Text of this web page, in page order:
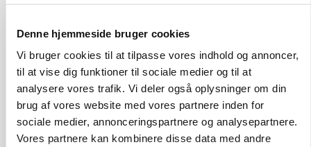
Denne hjemmeside bruger cookies
Vi bruger cookies til at tilpasse vores indhold og annoncer,
til at vise dig funktioner til sociale medier og til at
analysere vores trafik. Vi deler også oplysninger om din
brug af vores website med vores partnere inden for
sociale medier, annonceringspartnere og analysepartnere.
Vores partnere kan kombinere disse data med andre
GRISE
Svineproducenter kalder Danish Crowns pris en